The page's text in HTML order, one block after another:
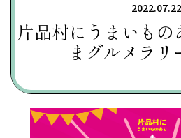
2022.07.22
片品村にうまいもの
まグルメラリ